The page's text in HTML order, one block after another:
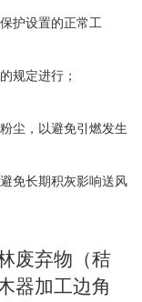
护设置的正常工
规定进行；
尘，以避免引燃发生
免长期积灰影响送风
废弃物（秸
器加工边角